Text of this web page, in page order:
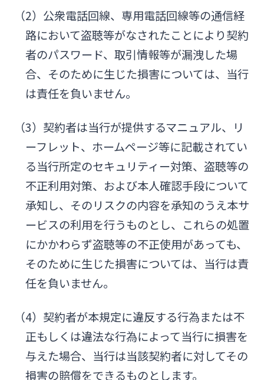
（2）公衆電話回線、専用電話回線等の通信経
路において盗聴等がなされたことにより契約
者のパスワード、取引情報等が漏洩した場
合、そのために生じた損害については、当行
は責任を負いません。
（3）契約者は当行が提供するマニュアル、リ
ーフレット、ホームページ等に記載されてい
る当行所定のセキュリティー対策、盗聴等の
不正利用対策、および本人確認手段について
承知し、そのリスクの内容を承知のうえ本サ
ービスの利用を行うものとし、これらの処置
にかかわらず盗聴等の不正使用があっても、
そのために生じた損害については、当行は責
任を負いません。
（4）契約者が本規定に違反する行為または不
正もしくは違法な行為によって当行に損害を
与えた場合、当行は当該契約者に対してその
損害の賠償をできるものとします。